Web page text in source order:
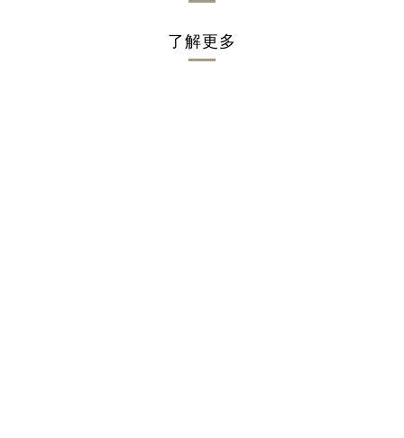
了解更多